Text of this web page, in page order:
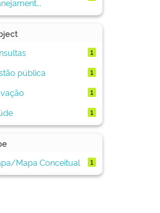
1
pública 1
1
1
Mapa Conceitual
1